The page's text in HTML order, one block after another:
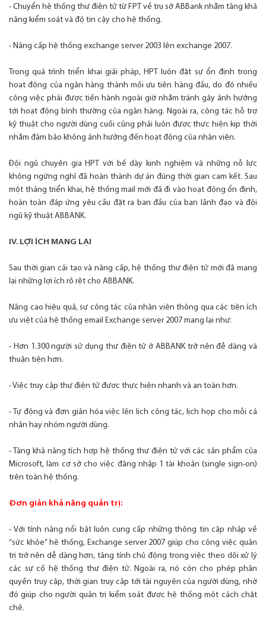
- Chuyển hệ thống thư điện tử từ FPT về trụ sở ABBank nhằm tăng khả
năng kiểm soát và độ tin cậy cho hệ thống.
- Nâng cấp hệ thống exchange server 2003 lên exchange 2007.
Trong quá trình triển khai giải pháp, HPT luôn đặt sự ổn định trong
hoạt động của ngân hàng thành mối ưu tiên hàng đầu, do đó nhiều
công việc phải được tiến hành ngoài giờ nhằm tránh gây ảnh hưởng
tới hoạt động bình thường của ngân hàng. Ngoài ra, công tác hỗ trợ
kỹ thuật cho người dùng cuối cũng phải luôn được thực hiện kịp thời
nhằm đảm bảo không ảnh hưởng đến hoạt động của nhân viên.
Đội ngũ chuyên gia HPT với bề dày kinh nghiệm và những nỗ lực
không ngừng nghỉ đã hoàn thành dự án đúng thời gian cam kết. Sau
một tháng triển khai, hệ thống mail mới đã đi vào hoạt động ổn định,
hoàn toàn đáp ứng yêu cầu đặt ra ban đầu của ban lãnh đạo và đội
ngũ kỹ thuật ABBANK.
IV. LỢI ÍCH MANG LẠI
Sau thời gian cải tạo và nâng cấp, hệ thống thư điện tử mới đã mang
lại những lợi ích rõ rệt cho ABBANK.
Nâng cao hiệu quả, sự công tác của nhân viên thông qua các tiện ích
ưu việt của hệ thống email Exchange server 2007 mang lại như:
- Hơn 1.300 người sử dụng thư điện tử ở ABBANK trở nên đễ dàng và
thuận tiện hơn.
- Việc truy cập thư điện tử được thực hiện nhanh và an toàn hơn.
- Tự động và đơn giản hóa việc lên lịch công tác, lịch họp cho mỗi cá
nhân hay nhóm người dùng.
- Tăng khả năng tích hợp hệ thống thư điện tử với các sản phẩm của
Microsoft, làm cơ sở cho việc đăng nhập 1 tài khoản (single sign-on)
trên toàn hệ thống.
Đơn giản khả năng quản trị:
- Với tính năng nổi bật luôn cung cấp những thông tin cập nhập về
“sức khỏe” hệ thống, Exchange server 2007 giúp cho công việc quản
trị trở nên dễ dàng hơn, tăng tính chủ động trong việc theo dõi xử lý
các sự cố hệ thống thư điện tử. Ngoài ra, nó còn cho phép phân
quyền truy cập, thời gian truy cập tới tài nguyên của người dùng, nhờ
đó giúp cho người quản trị kiểm soát được hệ thống một cách chặt
chẽ.